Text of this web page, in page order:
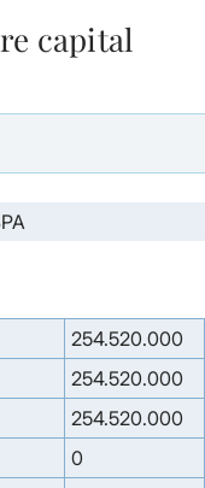
capital
254.520.000
254.520.000
254.520.000
0